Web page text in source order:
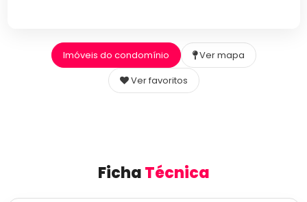
Imóveis do condomínio
Ver mapa
Ver favoritos
FichaTécnica